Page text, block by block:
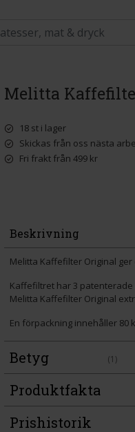
Melitta
18 st i lager
Skickas från oss nästa
Fri frakt från 499 kr
Beskrivning
Melitta Kaffefilter Original
Kaffefiltret har 3
Melitta Kaffefilter Original
En förpackning innehåller 80
Betyg (1)
Produktfakta
Prishistorik